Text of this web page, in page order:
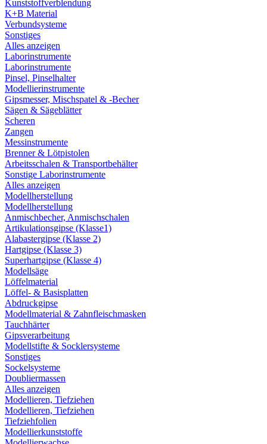
Kunststoffverblendung
K+B Material
Verbundsysteme
Sonstiges
Alles anzeigen
Laborinstrumente
Laborinstrumente
Pinsel, Pinselhalter
Modellierinstrumente
Gipsmesser, Mischspatel & -Becher
Sägen & Sägeblätter
Scheren
Zangen
Messinstrumente
Brenner & Lötpistolen
Arbeitsschalen & Transportbehälter
Sonstige Laborinstrumente
Alles anzeigen
Modellherstellung
Modellherstellung
Anmischbecher, Anmischschalen
Artikulationsgipse (Klasse1)
Alabastergipse (Klasse 2)
Hartgipse (Klasse 3)
Superhartgipse (Klasse 4)
Modellsäge
Löffelmaterial
Löffel- & Basisplatten
Abdruckgipse
Modellmaterial & Zahnfleischmasken
Tauchhärter
Gipsverarbeitung
Modellstifte & Socklersysteme
Sonstiges
Sockelsysteme
Doubliermassen
Alles anzeigen
Modellieren, Tiefziehen
Modellieren, Tiefziehen
Tiefziehfolien
Modellierkunststoffe